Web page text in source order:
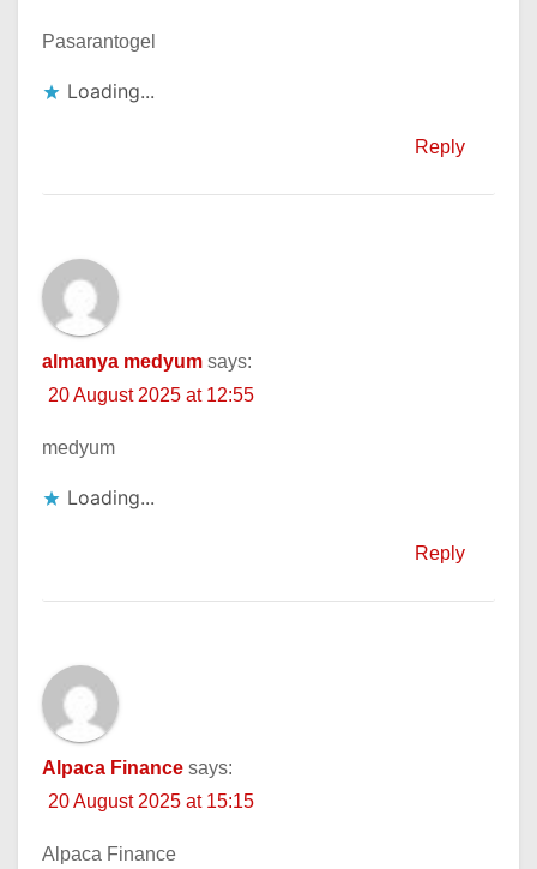
Pasarantogel
Loading...
Reply
almanya medyum says:
20 August 2025 at 12:55
medyum
Loading...
Reply
Alpaca Finance says:
20 August 2025 at 15:15
Alpaca Finance